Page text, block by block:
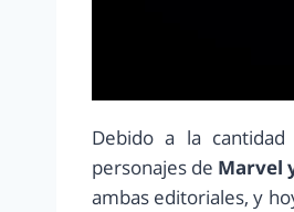
Debido a la
personajes de Marvel
ambas editoriales, y